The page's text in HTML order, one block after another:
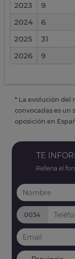
2023
9
2024
6
2025
31
2026
9
* La evolución del
convocadas es un
oposición en
TE
Rellena el
0034